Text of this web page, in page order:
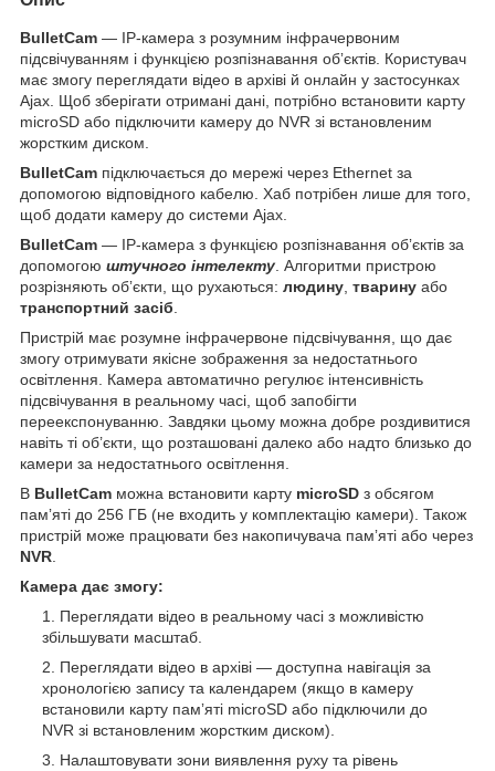
BulletCam — IP-камера з розумним інфрачервоним
підсвічуванням і функцією розпізнавання обʼєктів. Користувач
має змогу переглядати відео в архіві й онлайн у застосунках
Ajax. Щоб зберігати отримані дані, потрібно встановити карту
microSD або підключити камеру до NVR зі встановленим
жорстким диском.
BulletCam підключається до мережі через Ethernet за
допомогою відповідного кабелю. Хаб потрібен лише для того,
щоб додати камеру до системи Ajax.
BulletCam — IP-камера з функцією розпізнавання обʼєктів за
допомогою штучного інтелекту . Алгоритми пристрою
розрізняють обʼєкти, що рухаються: людину тварину або
транспортний засіб
Пристрій має розумне інфрачервоне підсвічування, що дає
змогу отримувати якісне зображення за недостатнього
освітлення. Камера автоматично регулює інтенсивність
підсвічування в реальному часі, щоб запобігти
переекспонуванню. Завдяки цьому можна добре роздивитися
навіть ті об’єкти, що розташовані далеко або надто близько до
камери за недостатнього освітлення.
В BulletCam можна встановити карту microSD з обсягом
памʼяті до 256 ГБ (не входить у комплектацію камери). Також
пристрій може працювати без накопичувача памʼяті або через
NVR
Камера дає змогу:
Переглядати відео в реальному часі з можливістю
збільшувати масштаб.
Переглядати відео в архіві — доступна навігація за
хронологією запису та календарем (якщо в камеру
встановили карту памʼяті microSD або підключили до
NVR зі встановленим жорстким диском).
Налаштовувати зони виявлення руху та рівень